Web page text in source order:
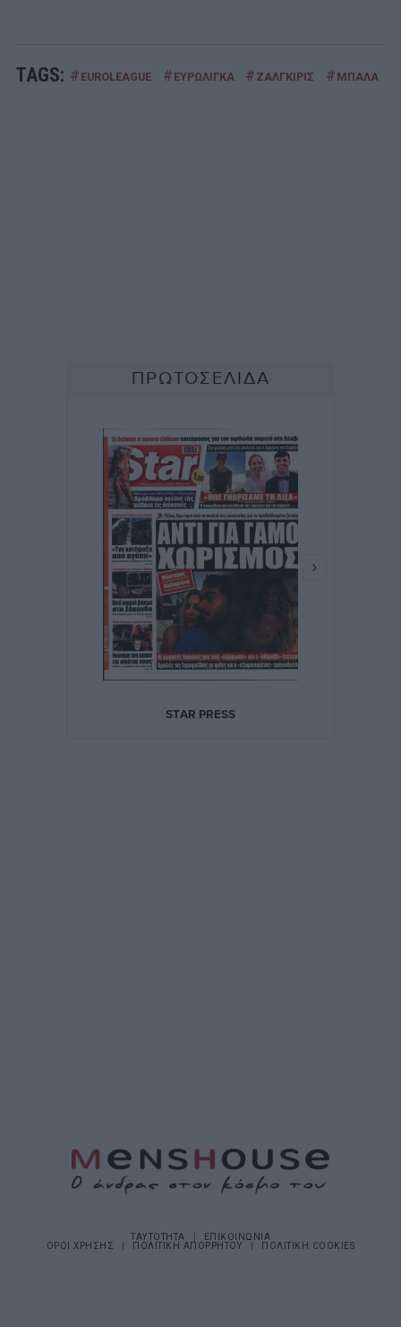
TAGS: # EUROLEAGUE # ΕΥΡΩΛΙΓΚΑ # ΖΑΛΓΚΙΡΙΣ # ΜΠΑΛΑ
ΤΑΥΤΟΤΗΤΑ
ΕΠΙΚΟΙΝΩΝΙΑ
ΟΡΟΙ ΧΡΗΣΗΣ
ΠΟΛΙΤΙΚΗ ΑΠΟΡΡΗΤΟΥ ΠΟΛΙΤΙΚΗ COOKIES